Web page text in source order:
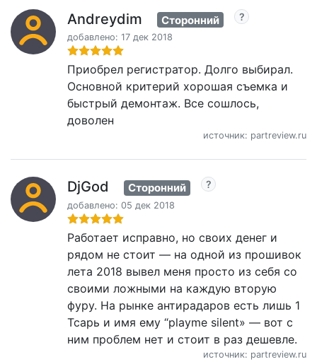
Andreydim Сторонний
добавлено: 17 дек 2018
Приобрел регистратор. Долго выбирал.
Основной критерий хорошая съемка и
быстрый демонтаж. Все сошлось,
доволен
источник: partreview.ru
DjGod Сторонний
добавлено: 05 дек 2018
Работает исправно, но своих денег и
рядом не стоит — на одной из прошивок
лета 2018 вывел меня просто из себя со
своими ложными на каждую вторую
фуру. На рынке антирадаров есть лишь 1
Тсарь и имя ему “playme silent» — вот с
ним проблем нет и стоит в раз дешевле.
источник: partreview.ru